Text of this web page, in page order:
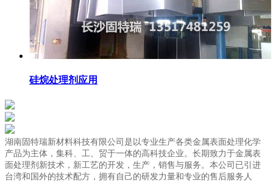
硅烷处理剂应用
湖南固特瑞新材料科技有限公司是以专业生产各类金属表面处理化学
产品为主体，集科、工、贸于一体的高科技企业。长期致力于金属表
面处理剂新技术，新工艺的开发，生产，销售与服务。本公司已引进
台湾和国外的技术配方，拥有自己的研发力量和专业的售后服务人